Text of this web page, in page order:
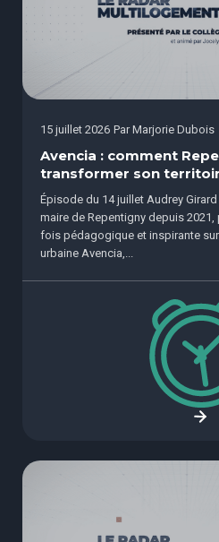
15 juillet 2026 Par Marjorie Dubois
Avencia : comment
transformer son
Épisode du 14 juillet Audrey
maire de Repentigny depuis
fois pédagogique et inspirante
urbaine Avencia,...